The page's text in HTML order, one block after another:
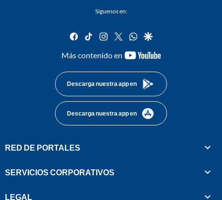
Síguenos en:
facebook
tiktok instagram
twitterwhatsapp
google
Más contenido en
youtube-
Descarga nuestra app en
Descarga nuestra app en
RED DE PORTALES
SERVICIOS CORPORATIVOS
LEGAL